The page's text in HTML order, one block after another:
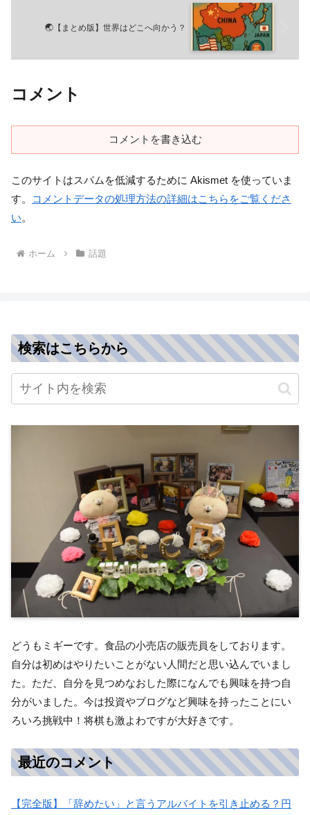
🌏【まとめ版】世界はどこへ向かう？
コメント
コメントを書き込む
このサイトはスパムを低減するために Akismet を使っていま
す。
コメントデータの処理方法の詳細はこちらをご覧くださ
い。
ホーム 話題
検索はこちらから
どうもミギーです。食品の小売店の販売員をしております。
自分は初めはやりたいことがない人間だと思い込んでいまし
た。ただ、自分を見つめなおした際になんでも興味を持つ自
分がいました。今は投資やブログなど興味を持ったことにい
ろいろ挑戦中！将棋も激よわですが大好きです。
最近のコメント
【完全版】「辞めたい」と言うアルバイトを引き止める？円